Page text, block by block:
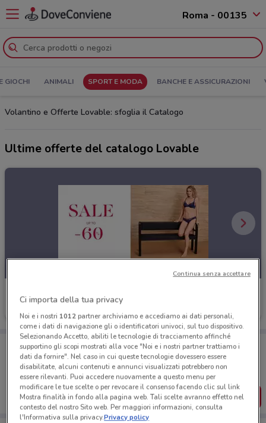
Roma - 00135
GIOCHI ANIMALI SPORT E MODA BANCHE E ASSICURAZIONI
Volantino e Offerte Lovable: sfoglia il Catalogo
Ultime offerte del catalogo Lovable
Porta DoveConviene sempre con te!
Puoi trovare le migliori offerte dei negozi vicino a te,
salvarle e creare la tua lista del risparmio, comodamente
dal tuo cellulare.
SCARICA L’APP
Ci importa della tua privacy
Noi e i nostri 1012partner archiviamo e accediamo ai dati personali,
come i dati di navigazione gli o identificatori univoci, sul tuo dispositivo.
Selezionando Accetto, abiliti le tecnologie di tracciamento affinché
supportino gli scopi mostrati alla voce "Noi e i nostri partner trattiamo i
dati da fornire". Nel caso in cui queste tecnologie dovessero essere
disabilitate, alcuni contenuti e annunci visualizzati potrebbero non
essere rilevanti. Puoi accedere nuovamente a questo menu per
modificare le tue scelte o per revocare il consenso facendo clic sul link
Mostra finalità in fondo alla pagina web. Tali scelte avranno effetto nel
contesto del nostro Sito web. Per maggiori informazioni, consulta
l'Informativa sulla privacy.Privacy policy
Continua senza accettare